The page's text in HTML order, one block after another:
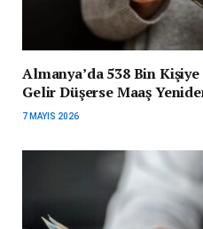
Almanya’da 538 Bin
Gelir Düşerse Maaş
7 MAYIS 2026